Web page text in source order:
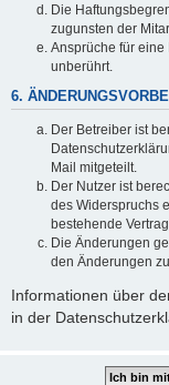
Die
zugunsten der
Ansprüche für
unberührt.
6.
Der Betreiber ist
Mail mitgeteilt.
Der Nutzer ist
des Widerspruchs
bestehende
Die Änderungen
den Änderungen
Informationen über
in der